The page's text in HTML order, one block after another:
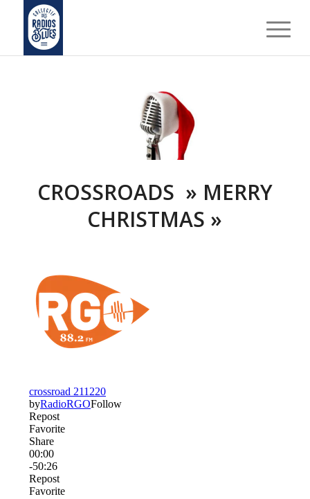
CROSSROADS » MERRY
CHRISTMAS »